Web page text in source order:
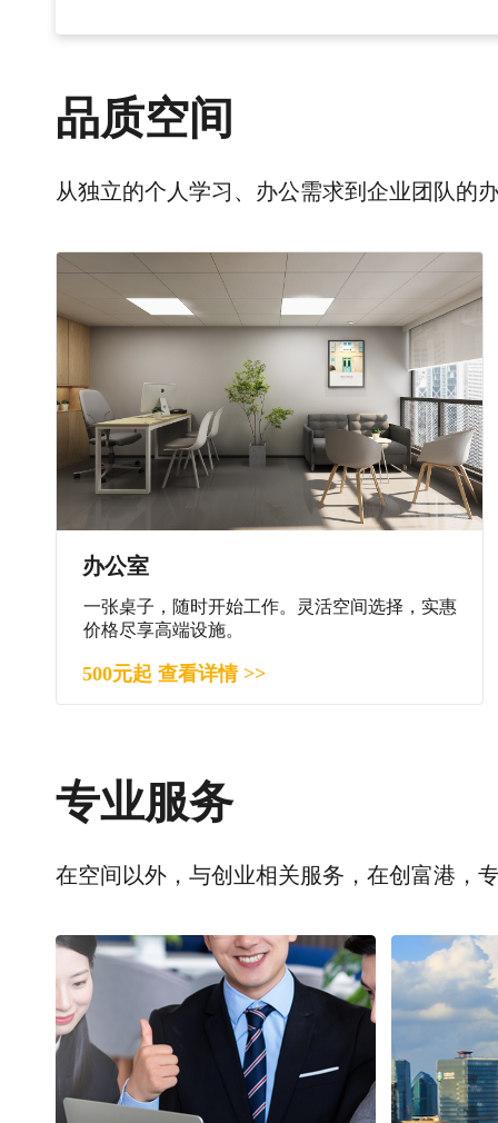
品质空间
从独立的个人学习、办公需求到企业团队的
办公室
一张桌子，随时开始工作。灵活空间选择，实惠
价格尽享高端设施。
500元起 查看详情 >>
专业服务
在空间以外，与创业相关服务，在创富港，